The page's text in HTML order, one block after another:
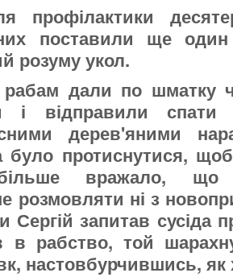
профілактики
поставили ще
розуму укол.
рабам дали по шматку
і відправили
дерев'яними
протиснутися,
вражало, що
розмовляти ні з
запитав сусіда
в рабство, той
настовбурчившись, як